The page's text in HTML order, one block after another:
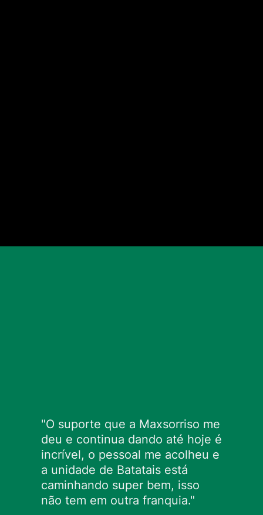
"O suporte que a Maxsorriso me
deu e continua dando até hoje é
incrível, o pessoal me acolheu e
a unidade de Batatais está
caminhando super bem, isso
não tem em outra franquia."